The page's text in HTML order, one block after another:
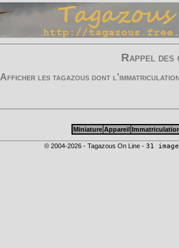
Rappel
Afficher les tagazous dont
Miniature Appareil
© 2004-2026 - Tagazous On Line - 31